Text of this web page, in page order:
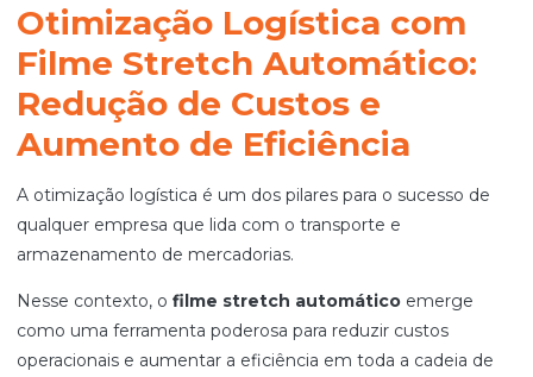
Otimização Logística com
Filme Stretch Automático:
Redução de Custos e
Aumento de Eficiência
A otimização logística é um dos pilares para o sucesso de
qualquer empresa que lida com o transporte e
armazenamento de mercadorias.
Nesse contexto, o filme stretch automático emerge
como uma ferramenta poderosa para reduzir custos
operacionais e aumentar a eficiência em toda a cadeia de